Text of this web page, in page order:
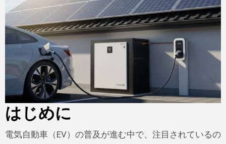
はじめに
電気自動車（EV）の普及が進む中で、注目されているの